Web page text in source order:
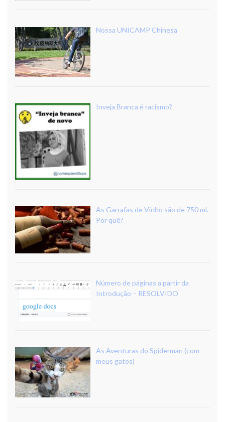
Nossa UNICAMP Chinesa
Inveja Branca é racismo?
As Garrafas de Vinho são de 750 ml.
Por quê?
Número de páginas a partir da
Introdução – RESOLVIDO
As Aventuras do Spiderman (com
meus gatos)